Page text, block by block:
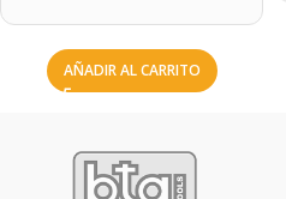
AÑADIR AL CARRITO